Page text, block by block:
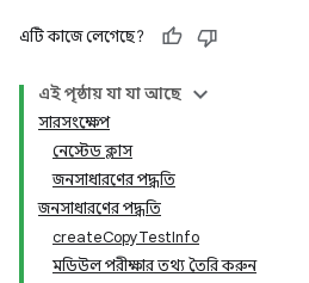
এটি কাজে লেগেছে?
এই পৃষ্ঠায় যা যা আছে
সারসংক্ষেপ
নেস্টেড ক্লাস
জনসাধারণের পদ্ধতি
জনসাধারণের পদ্ধতি
createCopyTestInfo
মডিউল পরীক্ষার তথ্য তৈরি করুন